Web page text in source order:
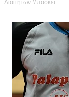
Διαιτητών Μπάσκετ